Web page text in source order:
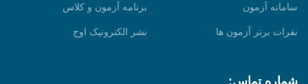
سامانه آزمون برنامه آزمون و کلاس
نفرات برتر آزمون ها نشر الکترونیک اوج